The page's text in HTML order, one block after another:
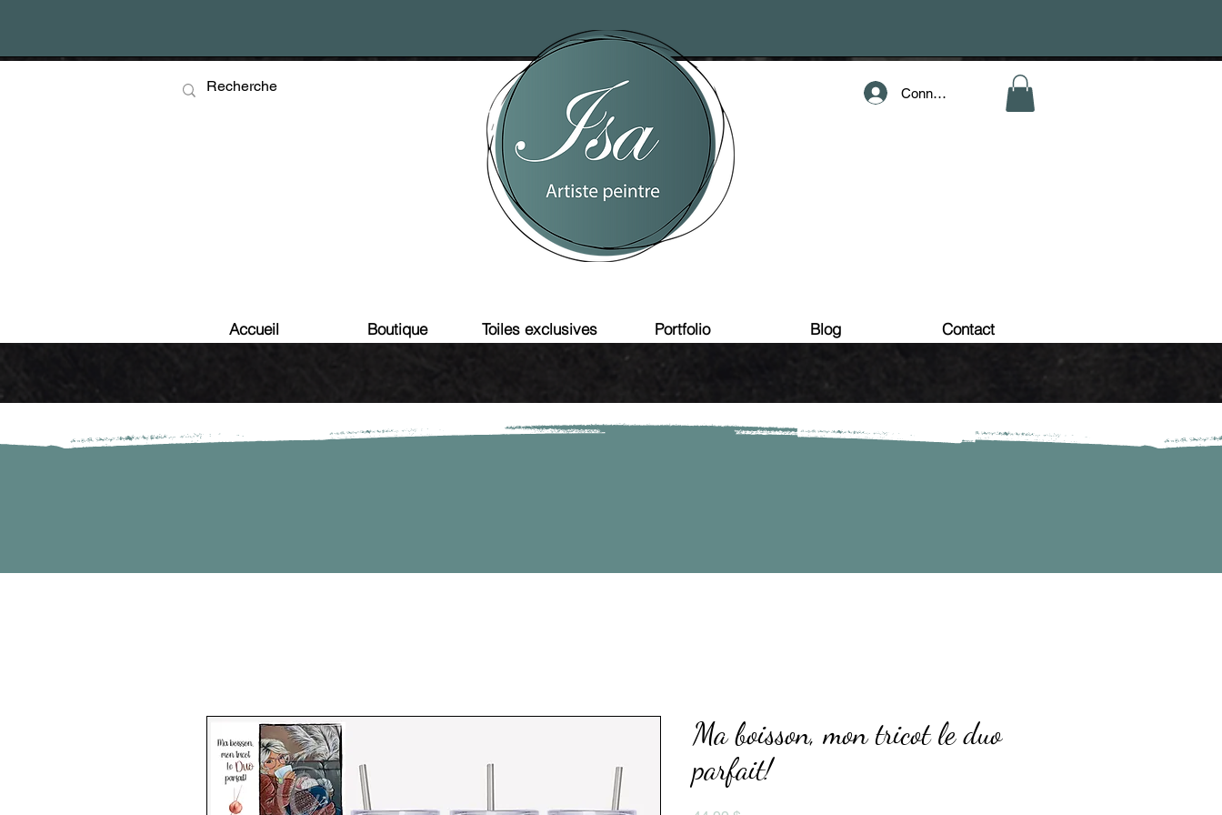
Connection
Accueil Boutique Toiles exclusives Portfolio Blog Contact
Ma boisson, mon tricot le duo
parfait!